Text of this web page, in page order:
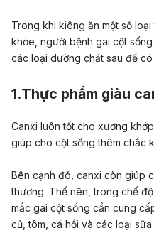
Trong khi kiêng ăn một số
khỏe, người bệnh gai cột
các loại dưỡng chất sau để
1.Thực phẩm giàu
Canxi luôn tốt cho xương
giúp cho cột sống thêm chắc
Bên cạnh đó, canxi còn giúp
thương. Thế nên, trong chế
mắc gai cột sống cần cung
củ, tôm, cá hồi và các loại